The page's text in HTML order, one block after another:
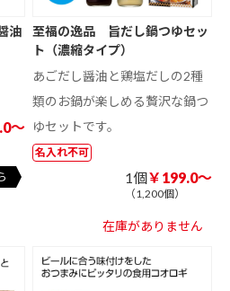
油
～
至福の逸品 旨だし鍋つゆセッ
ト（濃縮タイプ）
あごだし醤油と鶏塩だしの2種
類のお鍋が楽しめる贅沢な鍋つ
ゆセットです。
名入れ不可
1個￥199.0～
（1,200個）
在庫がありません